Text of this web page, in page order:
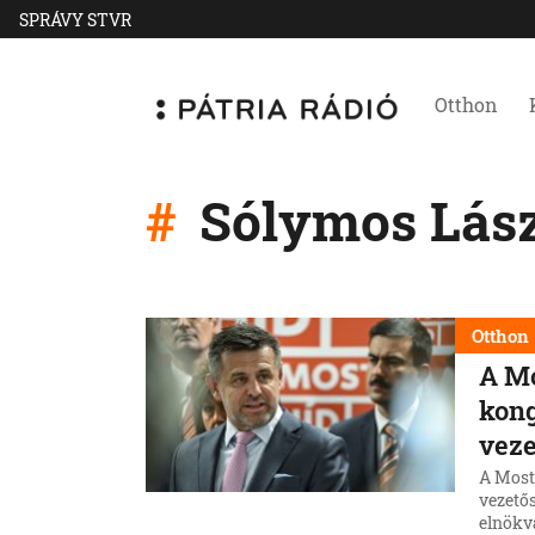
SPRÁVY STVR
Otthon
Sólymos
Otthon
A
A